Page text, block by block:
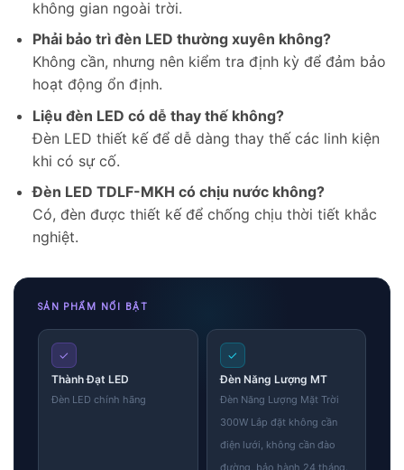
không gian ngoài trời.
Phải bảo trì đèn LED thường xuyên không?
Không cần, nhưng nên kiểm tra định kỳ để đảm bảo
hoạt động ổn định.
Liệu đèn LED có dễ thay thế không?
Đèn LED thiết kế để dễ dàng thay thế các linh kiện
khi có sự cố.
Đèn LED TDLF-MKH có chịu nước không?
Có, đèn được thiết kế để chống chịu thời tiết khắc
nghiệt.
SẢN PHẨM NỔI BẬT
✓
Thành Đạt LED
Đèn LED chính hãng
✓
Đèn Năng Lượng MT
Đèn Năng Lượng Mặt Trời
300W Lắp đặt không cần
điện lưới, không cần đào
đường, bảo hành 24 tháng.